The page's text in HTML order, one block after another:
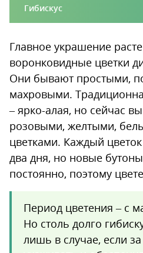
Гибискус
Главное украшение
воронковидные цветки
Они бывают простыми,
махровыми.
– ярко-алая, но сейчас
розовыми, желтыми,
цветками. Каждый
два дня, но новые
постоянно, поэтому
Период цветения – с
Но столь долго
лишь в случае, если